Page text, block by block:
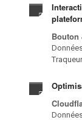
Bouton